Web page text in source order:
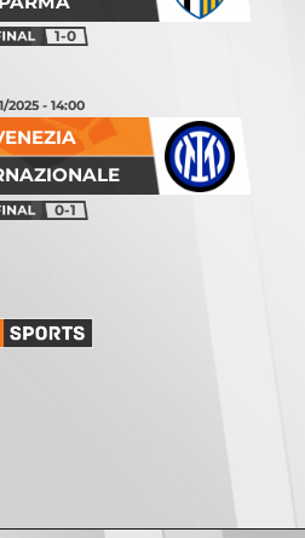
1-0
2025 - 14:00
0-1